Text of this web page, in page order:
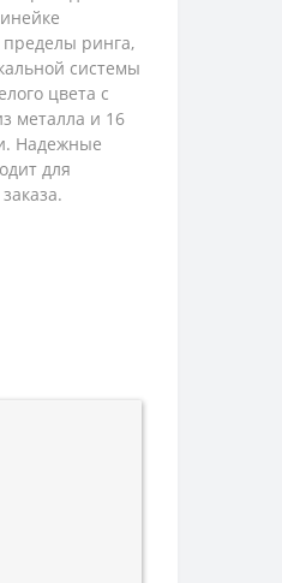
ринга,
системы
цвета с
металла и 16
Надежные
для